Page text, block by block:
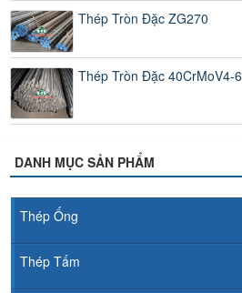
Thép Tròn Đặc ZG270
Thép Tròn Đặc 40CrMoV4-6
DANH MỤC SẢN PHẨM
Thép Ống
Thép Tấm